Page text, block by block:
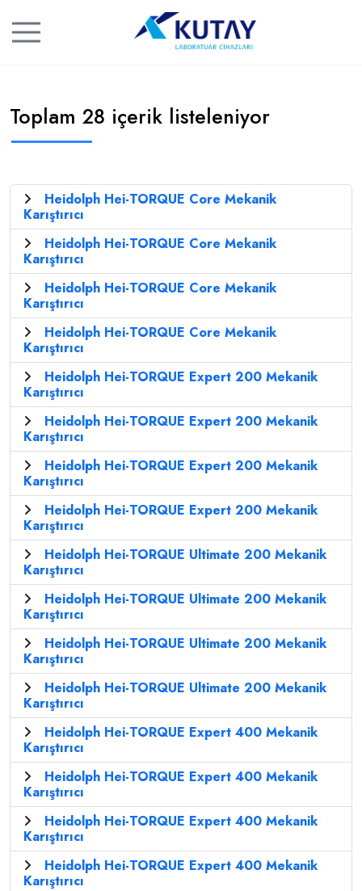
Toplam 28 içerik listeleniyor
Heidolph Hei-TORQUE Core Mekanik
Karıştırıcı
Heidolph Hei-TORQUE Core Mekanik
Karıştırıcı
Heidolph Hei-TORQUE Core Mekanik
Karıştırıcı
Heidolph Hei-TORQUE Core Mekanik
Karıştırıcı
Heidolph Hei-TORQUE Expert 200 Mekanik
Karıştırıcı
Heidolph Hei-TORQUE Expert 200 Mekanik
Karıştırıcı
Heidolph Hei-TORQUE Expert 200 Mekanik
Karıştırıcı
Heidolph Hei-TORQUE Expert 200 Mekanik
Karıştırıcı
Heidolph Hei-TORQUE Ultimate 200 Mekanik
Karıştırıcı
Heidolph Hei-TORQUE Ultimate 200 Mekanik
Karıştırıcı
Heidolph Hei-TORQUE Ultimate 200 Mekanik
Karıştırıcı
Heidolph Hei-TORQUE Ultimate 200 Mekanik
Karıştırıcı
Heidolph Hei-TORQUE Expert 400 Mekanik
Karıştırıcı
Heidolph Hei-TORQUE Expert 400 Mekanik
Karıştırıcı
Heidolph Hei-TORQUE Expert 400 Mekanik
Karıştırıcı
Heidolph Hei-TORQUE Expert 400 Mekanik
Karıştırıcı